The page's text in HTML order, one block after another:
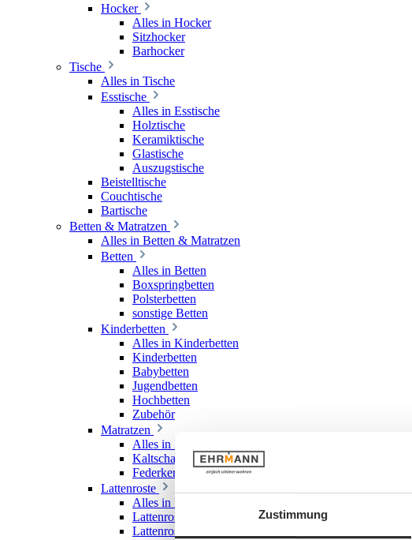
Zustimmung
Hocker
Alles in Hocker
Sitzhocker
Barhocker
Tische
Alles in Tische
Esstische
Alles in Esstische
Holztische
Keramiktische
Glastische
Auszugstische
Beistelltische
Couchtische
Bartische
Betten & Matratzen
Alles in Betten & Matratzen
Betten
Alles in Betten
Boxspringbetten
Polsterbetten
sonstige Betten
Kinderbetten
Alles in Kinderbetten
Kinderbetten
Babybetten
Jugendbetten
Hochbetten
Zubehör
Matratzen
Alles in Matratzen
Kaltschaummatratzen
Federkernmatratzen
Lattenroste
Alles in Lattenroste
Lattenroste starr
Lattenroste verstellbar